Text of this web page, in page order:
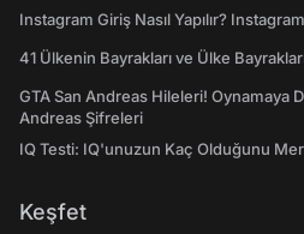
Instagram Giriş Nasıl Yapılır?
41 Ülkenin Bayrakları ve Ülke
GTA San Andreas Hileleri! Oynamaya
Andreas Şifreleri
IQ Testi: IQ'unuzun Kaç Olduğunu
Keşfet